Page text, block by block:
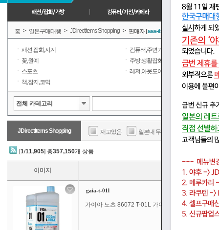
홈 > 일본구매대행 > JDirectItems Shopping > 판매자 [aaa-ibaraki ] 판매상품
패션,잡화,시계
컴퓨터,주변기기
꽃,원예
주방,생활잡화,일용품
스포츠
레져,아웃도어
책,잡지,코믹
JDirectItems Shopping 재고있음 일본내 무료배송 판매가
[1/11,905] 총357,150개 상품
이미지
gaia-t-01l
가이아 노츠 86072 T-01L 가이아 칼라 얇은 액 [대]